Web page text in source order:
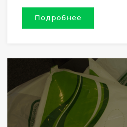
Подробнее